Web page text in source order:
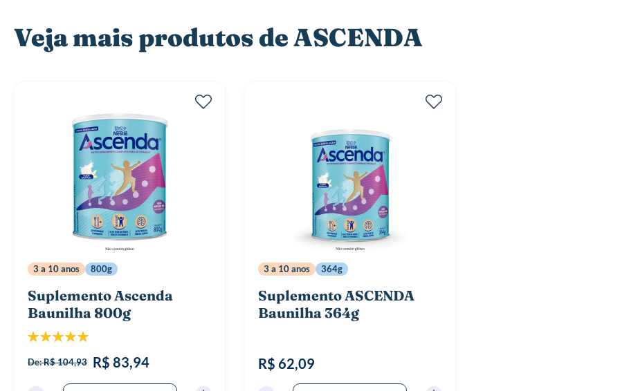
Veja mais produtos de ASCENDA
3 a 10 anos 800g
Suplemento Ascenda
Baunilha 800g
Classificação:
De:R$ 104,93 R$ 83,94
3 a 10 anos 364g
Suplemento ASCENDA
Baunilha 364g
R$ 62,09